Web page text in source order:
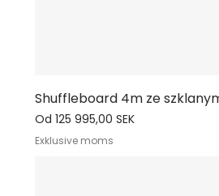
Shuffleboard 4m ze
Od125 995,00 SEK
Cena rabatowa